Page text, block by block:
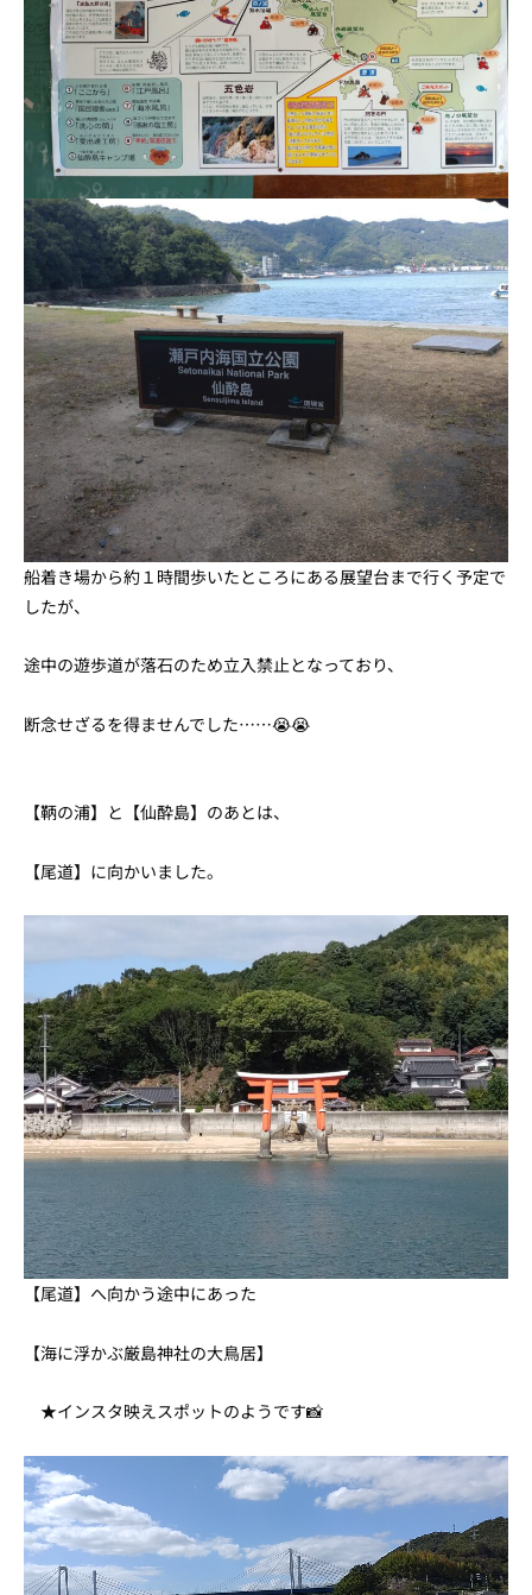
船着き場から約１時間歩いたところにある展望台まで行く予定で
したが、
途中の遊歩道が落石のため立入禁止となっており、
断念せざるを得ませんでした……😭😭
【鞆の浦】と【仙酔島】のあとは、
【尾道】に向かいました。
【尾道】へ向かう途中にあった
【海に浮かぶ厳島神社の大鳥居】
★インスタ映えスポットのようです📸